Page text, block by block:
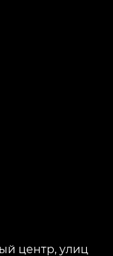
центр, улиц